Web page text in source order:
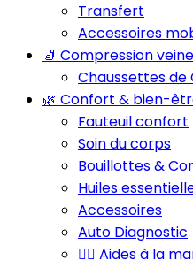
Transfert
Accessoires
🧦 Compression
Chaussettes de
🌿 Confort & bien-
Fauteuil confort
Soin du corps
Bouillottes &
Huiles
Accessoires
Auto Diagnostic
🚶‍♂️ Aides à la